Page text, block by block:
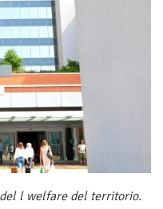
l welfare del territorio.